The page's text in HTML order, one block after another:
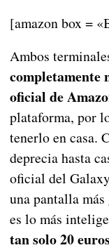
[amazon box =
Ambos
completamente
oficial de
plataforma, por
tenerlo en casa.
deprecia hasta
oficial del
una pantalla
es lo más
tan solo 20